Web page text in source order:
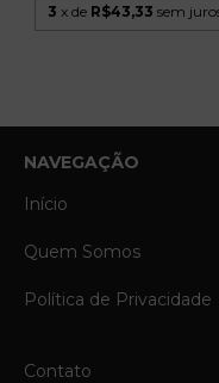
3 x de R$43,33 sem
NAVEGAÇÃO
Início
Quem Somos
Política de Privacidade
Contato